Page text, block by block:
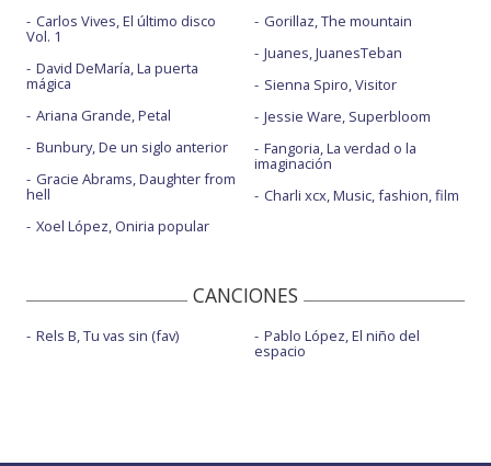
Carlos Vives, El último disco
Vol. 1
David DeMaría, La puerta
mágica
Ariana Grande, Petal
Bunbury, De un siglo anterior
Gracie Abrams, Daughter from
hell
Xoel López, Oniria popular
Gorillaz, The mountain
Juanes, JuanesTeban
Sienna Spiro, Visitor
Jessie Ware, Superbloom
Fangoria, La verdad o la
imaginación
Charli xcx, Music, fashion, film
CANCIONES
Rels B, Tu vas sin (fav) Pablo López, El niño del
espacio